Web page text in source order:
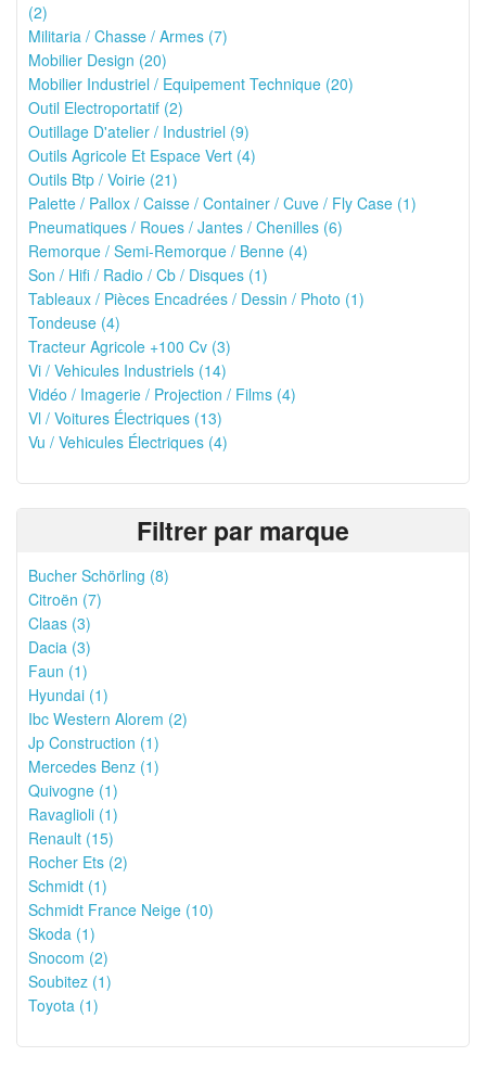
(2)
Militaria / Chasse / Armes (7)
Mobilier Design (20)
Mobilier Industriel / Equipement Technique (20)
Outil Electroportatif (2)
Outillage D'atelier / Industriel (9)
Outils Agricole Et Espace Vert (4)
Outils Btp / Voirie (21)
Palette / Pallox / Caisse / Container / Cuve / Fly Case (1)
Pneumatiques / Roues / Jantes / Chenilles (6)
Remorque / Semi-Remorque / Benne (4)
Son / Hifi / Radio / Cb / Disques (1)
Tableaux / Pièces Encadrées / Dessin / Photo (1)
Tondeuse (4)
Tracteur Agricole +100 Cv (3)
Vi / Vehicules Industriels (14)
Vidéo / Imagerie / Projection / Films (4)
Vl / Voitures Électriques (13)
Vu / Vehicules Électriques (4)
Filtrer par marque
Bucher Schörling (8)
Citroën (7)
Claas (3)
Dacia (3)
Faun (1)
Hyundai (1)
Ibc Western Alorem (2)
Jp Construction (1)
Mercedes Benz (1)
Quivogne (1)
Ravaglioli (1)
Renault (15)
Rocher Ets (2)
Schmidt (1)
Schmidt France Neige (10)
Skoda (1)
Snocom (2)
Soubitez (1)
Toyota (1)